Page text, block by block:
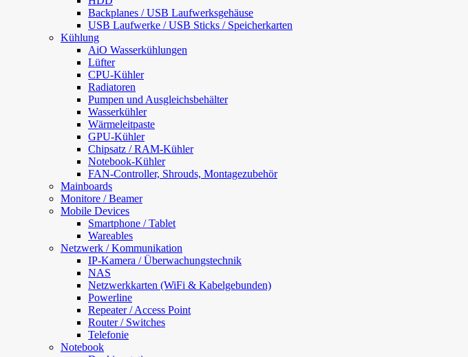
Backplanes / USB Laufwerksgehäuse
USB Laufwerke / USB Sticks / Speicherkarten
Kühlung
AiO Wasserkühlungen
Lüfter
CPU-Kühler
Radiatoren
Pumpen und Ausgleichsbehälter
Wasserkühler
Wärmeleitpaste
GPU-Kühler
Chipsatz / RAM-Kühler
Notebook-Kühler
FAN-Controller, Shrouds, Montagezubehör
Mainboards
Monitore / Beamer
Mobile Devices
Smartphone / Tablet
Wareables
Netzwerk / Kommunikation
IP-Kamera / Überwachungstechnik
NAS
Netzwerkkarten (WiFi & Kabelgebunden)
Powerline
Repeater / Access Point
Router / Switches
Telefonie
Notebook